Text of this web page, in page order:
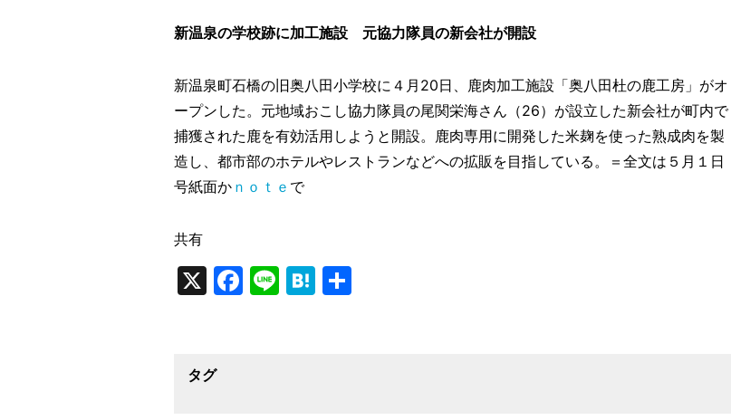
新温泉の学校跡に加工施設 元協力隊員の新会社が開設
新温泉町石橋の旧奥八田小学校に４月20日、鹿肉加工施設「奥八田杜の鹿工房」がオ
ープンした。元地域おこし協力隊員の尾関栄海さん（26）が設立した新会社が町内で
捕獲された鹿を有効活用しようと開設。鹿肉専用に開発した米麹を使った熟成肉を製
造し、都市部のホテルやレストランなどへの拡販を目指している。＝全文は５月１日
号紙面か ｎｏｔｅ で
共有
X Facebook
LineHatena
タグ